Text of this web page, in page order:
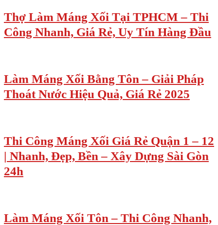
Thợ Làm Máng Xối Tại TPHCM – Thi
Công Nhanh, Giá Rẻ, Uy Tín Hàng Đầu
Làm Máng Xối Bằng Tôn – Giải Pháp
Thoát Nước Hiệu Quả, Giá Rẻ 2025
Thi Công Máng Xối Giá Rẻ Quận 1 – 12
| Nhanh, Đẹp, Bền – Xây Dựng Sài Gòn
24h
Làm Máng Xối Tôn – Thi Công Nhanh,